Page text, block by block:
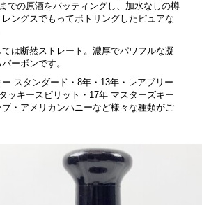
での原酒をバッティングし、加水なしの樽
ングスでもってボトリングしたピュアな
は断然ストレート。濃厚でパワフルな凝
ーボンです。
スタンダード・8年・13年・レアブリー
ッキースピリット・17年 マスターズキー
・アメリカンハニーなど様々な種類がご